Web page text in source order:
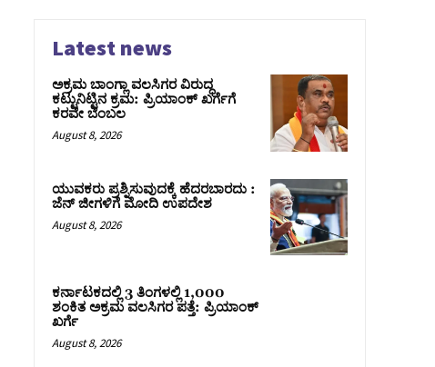
Latest news
ಅಕ್ರಮ ಬಾಂಗ್ಲಾ ವಲಸಿಗರ ವಿರುದ್ಧ
ಕಟ್ಟುನಿಟ್ಟಿನ ಕ್ರಮ: ಪ್ರಿಯಾಂಕ್ ಖರ್ಗೆಗೆ
ಕರವೇ ಬೆಂಬಲ
August 8, 2026
ಯುವಕರು ಪ್ರಶ್ನಿಸುವುದಕ್ಕೆ ಹೆದರಬಾರದು :
ಜೆನ್‌ ಜೀಗಳಿಗೆ ಮೋದಿ ಉಪದೇಶ
August 8, 2026
ಕರ್ನಾಟಕದಲ್ಲಿ 3 ತಿಂಗಳಲ್ಲಿ 1,000
ಶಂಕಿತ ಅಕ್ರಮ ವಲಸಿಗರ ಪತ್ತೆ: ಪ್ರಿಯಾಂಕ್‌
ಖರ್ಗೆ
August 8, 2026